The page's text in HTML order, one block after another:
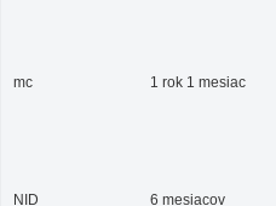
mc 1 rok 1 mesiac
NID 6 mesiacov